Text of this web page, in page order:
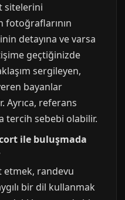
sitelerini
fotoğraflarının
detayına ve varsa
geçtiğinizde
sergileyen,
bayanlar
Ayrıca, referans
tercih sebebi olabilir.
ile buluşmada
etmek, randevu
bir dil kullanmak